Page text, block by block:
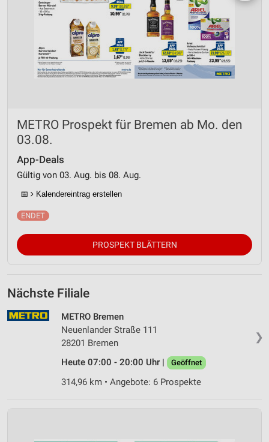
METRO Prospekt für Bremen ab Mo. den
03.08.
App-Deals
Gültig von 03. Aug. bis 08. Aug.
📅 Kalendereintrag erstellen
PROSPEKT BLÄTTERN
Nächste Filiale
❯
METRO Bremen
Neuenlander Straße 111
28201 Bremen
Heute 07:00 - 20:00 Uhr |
Geöffnet
314,96 km • Angebote: 6 Prospekte